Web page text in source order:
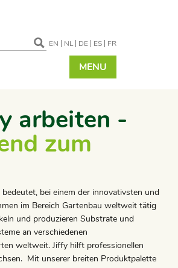
EN NL DE ES FR
MENU
arbeiten -
zum
bei einem der innovativsten und
im Bereich Gartenbau weltweit tätig
und produzieren Substrate und
an verschiedenen
weltweit. Jiffy hilft professionellen
Mit unserer breiten Produktpalette